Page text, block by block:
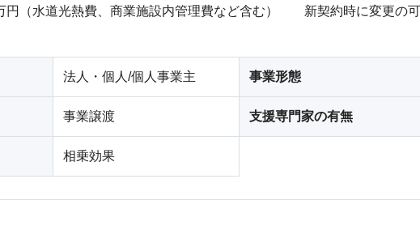
円（水道光熱費、商業施設内管理費など含む）　　新契約時に変更の
法人・個人/個人事業主 事業形態
事業譲渡 支援専門家の有無
相乗効果